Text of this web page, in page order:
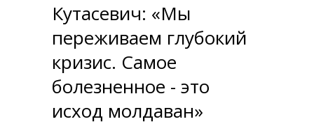
Кутасевич: «Мы
переживаем глубокий
кризис. Самое
болезненное - это
исход молдаван»